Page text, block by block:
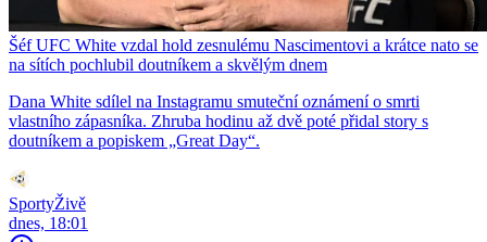
Šéf UFC White vzdal hold zesnulému Nascimentovi a krátce nato se
na sítích pochlubil doutníkem a skvělým dnem
Dana White sdílel na Instagramu smuteční oznámení o smrti
vlastního zápasníka. Zhruba hodinu až dvě poté přidal story s
doutníkem a popiskem „Great Day“.
SportyŽivě
dnes, 18:01